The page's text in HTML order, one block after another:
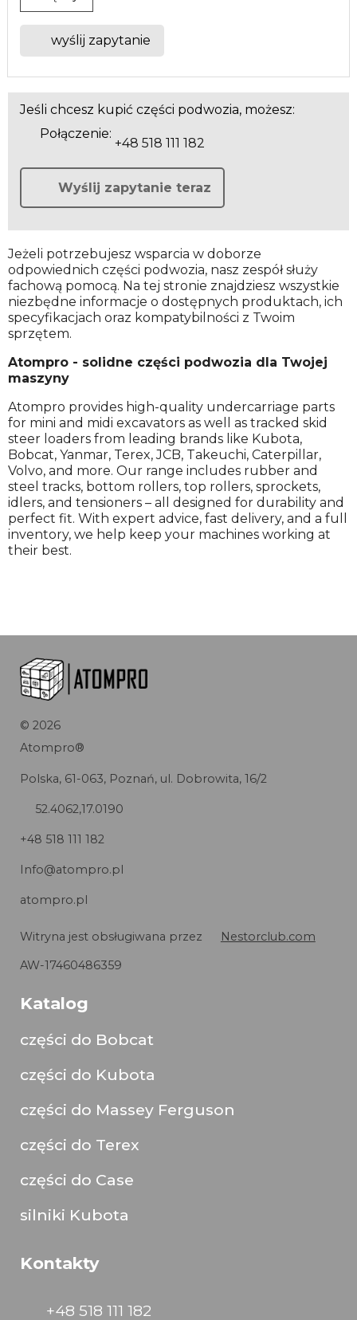
wyślij zapytanie
Jeśli chcesz kupić części podwozia, możesz:
Połączenie:
+48 518 111 182
Wyślij zapytanie teraz
Jeżeli potrzebujesz wsparcia w doborze
odpowiednich części podwozia, nasz zespół służy
fachową pomocą. Na tej stronie znajdziesz wszystkie
niezbędne informacje o dostępnych produktach, ich
specyfikacjach oraz kompatybilności z Twoim
sprzętem.
Atompro - solidne części podwozia dla Twojej
maszyny
Atompro provides high-quality undercarriage parts
for mini and midi excavators as well as tracked skid
steer loaders from leading brands like Kubota,
Bobcat, Yanmar, Terex, JCB, Takeuchi, Caterpillar,
Volvo, and more. Our range includes rubber and
steel tracks, bottom rollers, top rollers, sprockets,
idlers, and tensioners – all designed for durability and
perfect fit. With expert advice, fast delivery, and a full
inventory, we help keep your machines working at
their best.
© 2026
Atompro®
Polska, 61-063, Poznań, ul. Dobrowita, 16/2
52.4062,17.0190
+48 518 111 182
Info@atompro.pl
atompro.pl
Witryna jest obsługiwana przez
Nestorclub.com
AW-17460486359
Katalog
części do Bobcat
części do Kubota
części do Massey Ferguson
części do Terex
części do Case
silniki Kubota
Kontakty
+48 518 111 182